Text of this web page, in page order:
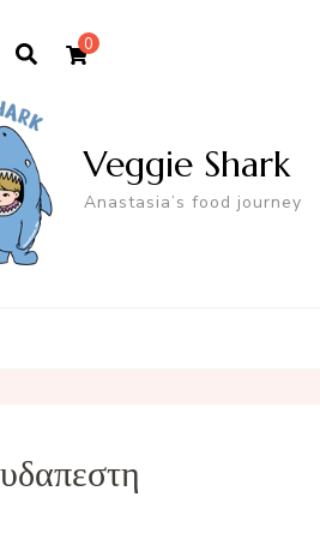
0
Veggie Shark
Anastasia’s food journey